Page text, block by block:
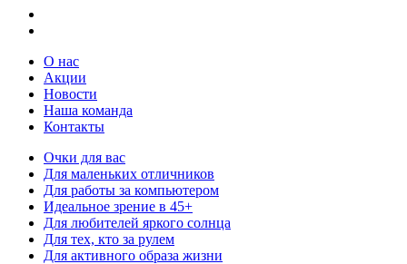
О нас
Акции
Новости
Наша команда
Контакты
Очки для вас
Для маленьких отличников
Для работы за компьютером
Идеальное зрение в 45+
Для любителей яркого солнца
Для тех, кто за рулем
Для активного образа жизни